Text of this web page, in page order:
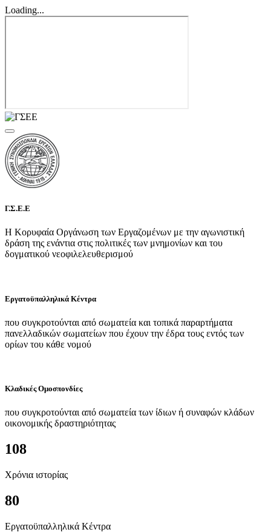
Loading...
Γ.Σ.Ε.Ε
Η Κορυφαία Οργάνωση των Εργαζομένων με την αγωνιστική
δράση της ενάντια στις πολιτικές των μνημονίων και του
δογματικού νεοφιλελευθερισμού
Εργατοϋπαλληλικά Κέντρα
που συγκροτούνται από σωματεία και τοπικά παραρτήματα
πανελλαδικών σωματείων που έχουν την έδρα τους εντός των
ορίων του κάθε νομού
Κλαδικές Ομοσπονδίες
που συγκροτούνται από σωματεία των ίδιων ή συναφών κλάδων
οικονομικής δραστηριότητας
108
Χρόνια ιστορίας
80
Εργατοϋπαλληλικά Κέντρα